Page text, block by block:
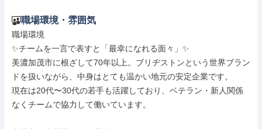
職場環境・雰囲気
職場環境
✨チームを一言で表すと「最幸になれる面々」✨
美濃加茂市に根ざして70年以上。ブリヂストンという世界ブラン
ドを扱いながら、中身はとても温かい地元の安定企業です。
現在は20代〜30代の若手も活躍しており、ベテラン・新人関係
なくチームで協力して働いています。